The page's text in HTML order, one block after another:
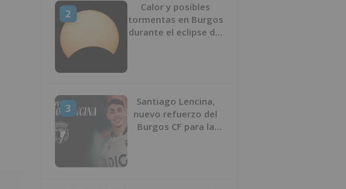
2
Calor y posibles
tormentas en Burgos
durante el eclipse del
3
Santiago Lencina,
nuevo refuerzo del
Burgos CF para la